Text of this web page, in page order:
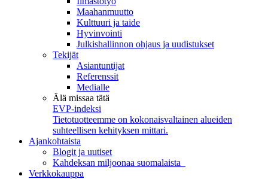
Maahanmuutto
Kulttuuri ja taide
Hyvinvointi
Julkishallinnon ohjaus ja uudistukset
Tekijät
Asiantuntijat
Referenssit
Medialle
Älä missaa tätä
EVP-indeksi
Tietotuotteemme on kokonaisvaltainen alueiden
suhteellisen kehityksen mittari.
Ajankohtaista
Blogit ja uutiset
Kahdeksan miljoonaa suomalaista
Verkkokauppa